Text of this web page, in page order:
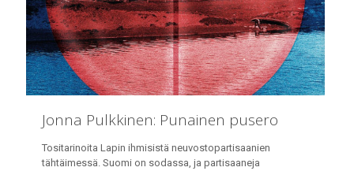
Jonna Pulkkinen: Punainen pusero
Tositarinoita Lapin ihmisistä neuvostopartisaanien
tähtäimessä. Suomi on sodassa, ja partisaaneja